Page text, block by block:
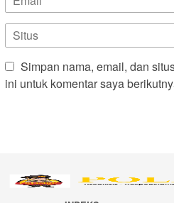
Simpan nama, email, dan
ini untuk komentar saya